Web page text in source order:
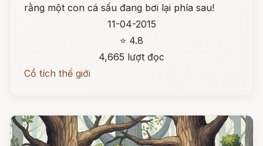
rằng một con cá sấu đang bơi lại phía sau!
11-04-2015
⭐ 4.8
4,665 lượt đọc
Cổ tích thế giới